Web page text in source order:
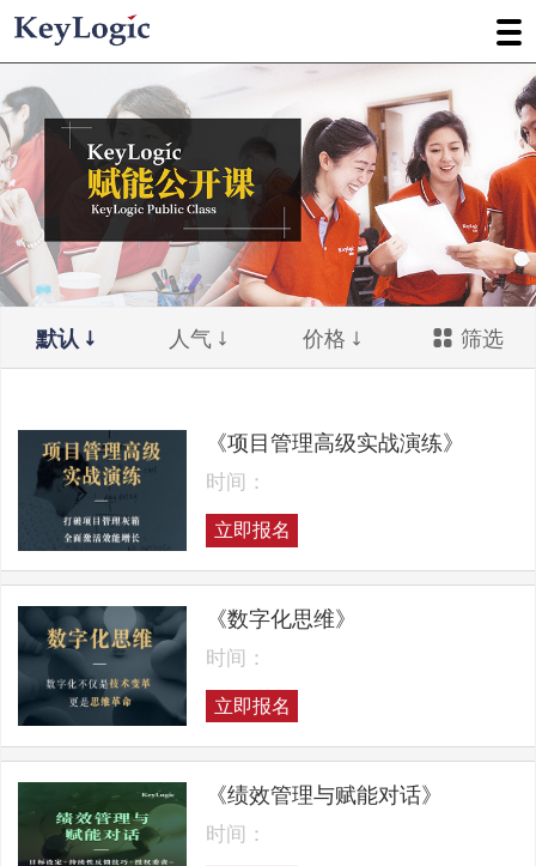
默认 人气 价格 筛选
《项目管理高级实战演练》
时间：
立即报名
《数字化思维》
时间：
立即报名
《绩效管理与赋能对话》
时间：